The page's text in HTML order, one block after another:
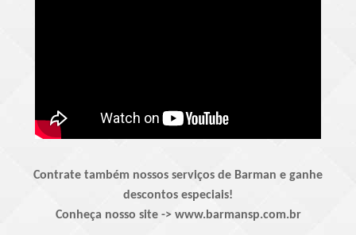
Contrate também nossos serviços de Barman e ganhe
descontos especiais!
Conheça nosso site -> www.barmansp.com.br